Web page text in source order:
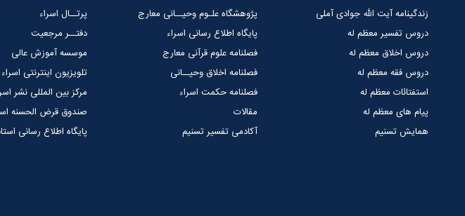
زندگینامه آیت الله جوادی آملی
دروس تفسیر معظم له
دروس اخلاق معظم له
دروس فقه معظم له
استفتائات معظم له
پیام های معظم له
همایش تسنیم
پژوهشگاه علـوم وحیــانی معارج
پایگاه اطلاع رسانی اسراء
فصلنامه علوم قرآنی معارج
فصلنامه اخلاق وحیــانی
فصلنامه حکمت اسراء
مقالات
آکادمی تفسیر تسنیم
پرتــال اسراء
دفتــر مرجعیت
موسسه آموزش عالی
تلویزیون اینترنتی اسراء
مرکز بین المللی نشر
صندوق قرض الحسنه
پایگاه اطلاع رسانی